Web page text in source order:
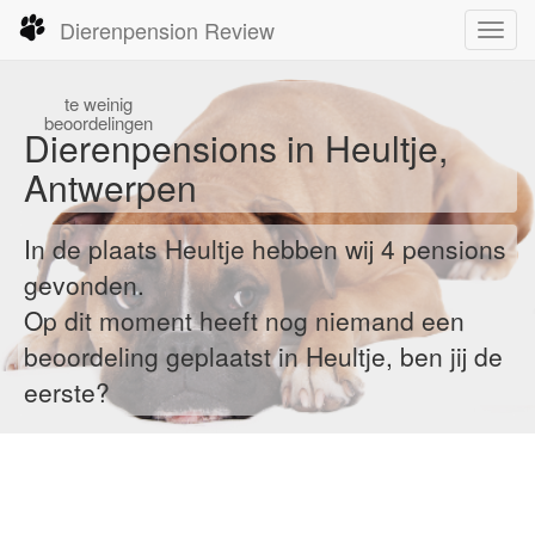
Dierenpension Review
teweinig
beoordelingen
Dierenpensions in Heultje,
Antwerpen
In de plaats Heultje hebben wij 4 pensions
gevonden.
Op dit moment heeft nog niemand een
beoordeling geplaatst in Heultje, ben jij de
eerste?